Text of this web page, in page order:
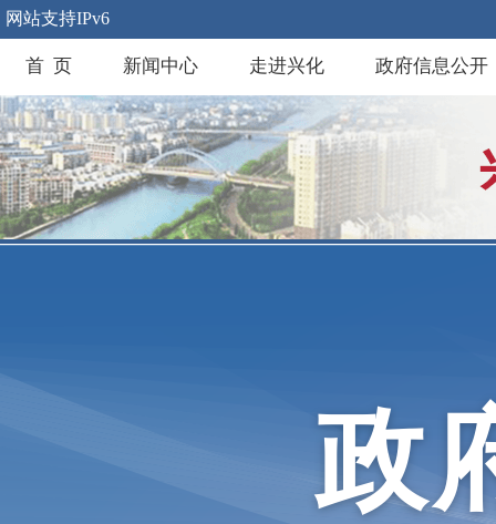
网站支持IPv6
首 页 新闻中心 走进兴化 政府信息公开
政